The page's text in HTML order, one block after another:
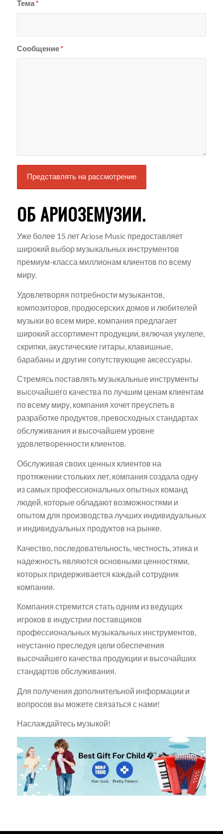
Тема*
Сообщение*
ОБ АРИОЗЕМУЗИИ.
Уже более 15 лет Ariose Music предоставляет
широкий выбор музыкальных инструментов
премиум-класса миллионам клиентов по всему
миру.
Удовлетворяя потребности музыкантов,
композиторов, продюсерских домов и любителей
музыки во всем мире, компания предлагает
широкий ассортимент продукции, включая укулеле,
скрипки, акустические гитары, клавишные,
барабаны и другие сопутствующие аксессуары.
Стремясь поставлять музыкальные инструменты
высочайшего качества по лучшим ценам клиентам
по всему миру, компания хочет преуспеть в
разработке продуктов, превосходных стандартах
обслуживания и высочайшем уровне
удовлетворенности клиентов.
Обслуживая своих ценных клиентов на
протяжении стольких лет, компания создала одну
из самых профессиональных опытных команд
людей, которые обладают возможностями и
опытом для производства лучших индивидуальных
и индивидуальных продуктов на рынке.
Качество, последовательность, честность, этика и
надежность являются основными ценностями,
которых придерживается каждый сотрудник
компании.
Компания стремится стать одним из ведущих
игроков в индустрии поставщиков
профессиональных музыкальных инструментов,
неустанно преследуя цели обеспечения
высочайшего качества продукции и высочайших
стандартов обслуживания.
Для получения дополнительной информации и
вопросов вы можете связаться с нами!
Наслаждайтесь музыкой!